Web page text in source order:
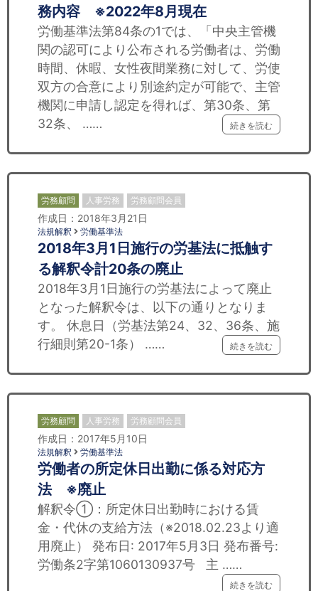
務内容 ※2022年8月現在
労働基準法第84条の1では、「中央主管機
関の認可により公布される労働者は、労働
時間、休暇、女性夜間業務に対して、労使
双方の合意により別途約定が可能で、主管
機関に申請し認定を得れば、第30条、第
32条、 ……
続きを読む
労務顧問 人事労務 労務顧問会員
作成日：2018年3月21日
法規解釈 労働基準法
2018年3月1日施行の労基法に抵触す
る解釈令計20条の廃止
2018年3月1日施行の労基法によって廃止
となった解釈令は、以下の通りとなりま
す。 休息日（労基法第24、32、36条、施
行細則第20-1条） ……
続きを読む
労務顧問 人事労務 労務顧問会員
作成日：2017年5月10日
法規解釈 労働基準法
労働者の所定休日出勤に係る対応方
法 ※廃止
解釈令①：所定休日出勤時における賃
金・代休の支給方法（※2018.02.23より適
用廃止） 発布日: 2017年5月3日 発布番号:
労働条2字第1060130937号 主 ……
続きを読む